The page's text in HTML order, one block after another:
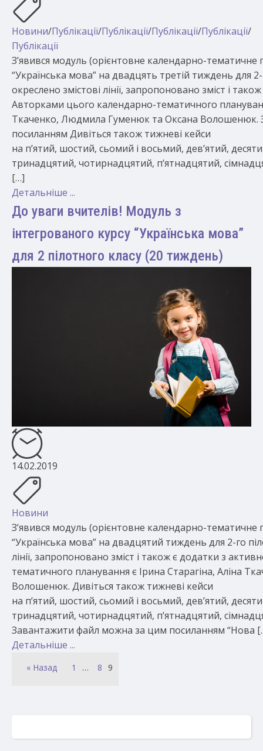
Новини/Публікації/Публікації/Публікації/Публікації/
Публікації
З’явився модуль (орієнтовне календарно-тематичне
“Українська мова” на двадцять третій тиждень для
окреслено змістові лінії, запропоновано зміст і
Авторками цього календарно-тематичного
Ткаченко, Людмила Гуменюк та Оксана
посиланням Дивіться також тижневі кейси
на п’ятий, шостий, сьомий і восьмий, дев’ятий,
тринадцятий, чотирнадцятий, п’ятнадцятий,
[…]
Детальніше ...
До уваги вчителів! Модуль з
інтегрованого курсу “Українська мова”
для 2 пілотного класу (20 тиждень)
14.02.2019
Новини
З’явився модуль (орієнтовне календарно-тематичне
“Українська мова” на двадцятий тиждень для 2-го
лінії, запропоновано зміст і також є додатки з
тематичного планування є Ірина Старагіна, Аліна
Волошенюк. Дивіться також тижневі кейси
на п’ятий, шостий, сьомий і восьмий, дев’ятий,
тринадцятий, чотирнадцятий, п’ятнадцятий,
Завантажити файл можна за цим посиланням “Нова
Детальніше ...
« Назад 1 … 8 9